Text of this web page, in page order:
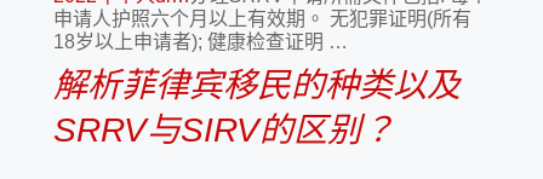
申请人护照六个月以上有效期。 无犯罪证明(所有
18岁以上申请者); 健康检查证明 …
解析菲律宾移民的种类以及
SRRV与SIRV的区别？